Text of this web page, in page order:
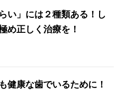
い」には２種類ある！し
め正しく治療を！
健康な歯でいるために！